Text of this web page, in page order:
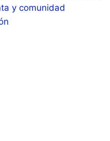
y comunidad